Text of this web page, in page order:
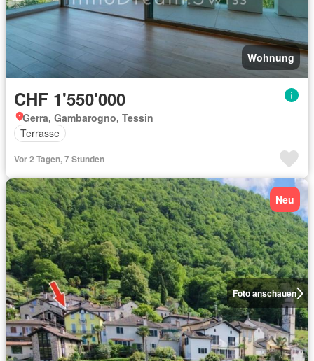
Wohnung
CHF 1'550'000
Gerra, Gambarogno, Tessin
Terrasse
Vor 2 Tagen, 7 Stunden
Foto anschauen
Neu